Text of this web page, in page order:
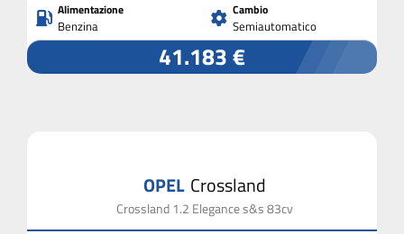
Alimentazione
Benzina
Cambio
Semiautomatico
41.183 €
OPEL Crossland
Crossland 1.2 Elegance s&s 83cv